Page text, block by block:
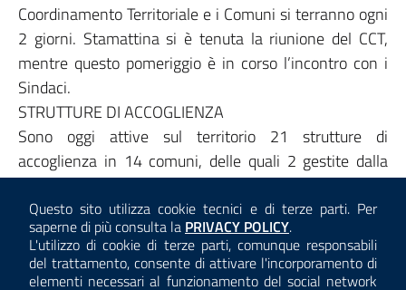
Questo sito utilizza cookie tecnici e di terze parti. Per
saperne di più consulta la Consulta la
PRIVACY POLICY.
L'utilizzo di cookie di terze parti, comunque responsabili
del trattamento, consente di attivare l'incorporamento di
elementi necessari al funzionamento del social network
Coordinamento Territoriale e i Comuni si terranno ogni
2 giorni. Stamattina si è tenuta la riunione del CCT,
mentre questo pomeriggio è in corso l’incontro con i
Sindaci.
STRUTTURE DI ACCOGLIENZA
Sono oggi attive sul territorio 21 strutture di
accoglienza in 14 comuni, delle quali 2 gestite dalla
Colonna Mobile Regionale (Moglia) e dalle Colonne
Mobili Provinciali (BS, CR, MN, MI, MB, PV) (San
Giacomo delle Segnate).
Il numero totale di ospitati è di 2018, in aumento
rispetto a ieri.